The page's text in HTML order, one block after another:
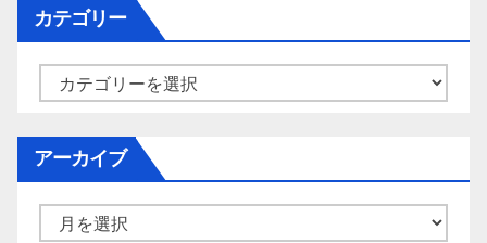
カテゴリー
ー
アーカイブ